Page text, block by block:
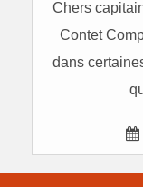
Chers
Contet
dans
